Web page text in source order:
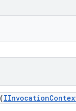
(IInvocation